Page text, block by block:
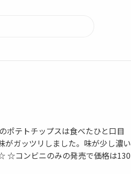
ポテトチップスは食べたひと口目
がガッツリしました。味が少し濃い
☆コンビニのみの発売で価格は130